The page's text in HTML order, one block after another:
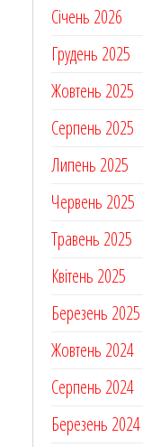
Січень 2026
Грудень 2025
Жовтень 2025
Серпень 2025
Липень 2025
Червень 2025
Травень 2025
Квітень 2025
Березень 2025
Жовтень 2024
Серпень 2024
Березень 2024